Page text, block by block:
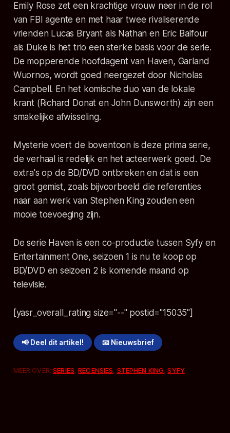
Emily Rose zet een krachtige vrouw neer in de rol
van FBI agente en met haar twee rivaliserende
vrienden Lucas Bryant als Nathan en Eric Balfour
als Duke is het trio een sterke basis voor de serie.
De mopperende hoofdagent van Haven, Garland
Wuornos, wordt goed neergezet door Nicholas
Campbell. En het komische duo van de lokale
krant (Richard Donat en John Dunsworth) zijn een
smakelijke afwisseling.
Mysterie voert de boventoon is deze prima serie,
de verhaal is redelijk en het acteerwerk goed. De
extra's op de BD/DVD ontbreken en dat is een
groot gemist, zoals bijvoorbeeld die referenties
naar aan werk van Stephen King zouden een
mooie toevoeging zijn.
De serie Haven is een co-productie tussen Syfy en
Entertainment One, seizoen 1 is nu te koop op
BD/DVD en seizoen 2 is komende maand op
televisie.
[yasr_overall_rating size="--" postid="15035"]
📢 Deel dit artikel! 📧 Nieuwsbrief
MEER OVER:SERIES,RECENSIES, STEPHEN KING,SYFY